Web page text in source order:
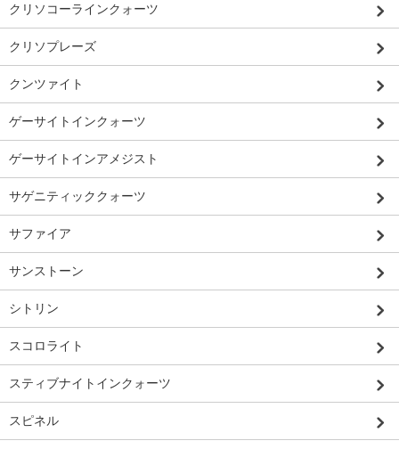
クリソコーラインクォーツ
クリソプレーズ
クンツァイト
ゲーサイトインクォーツ
ゲーサイトインアメジスト
サゲニティッククォーツ
サファイア
サンストーン
シトリン
スコロライト
スティブナイトインクォーツ
スピネル